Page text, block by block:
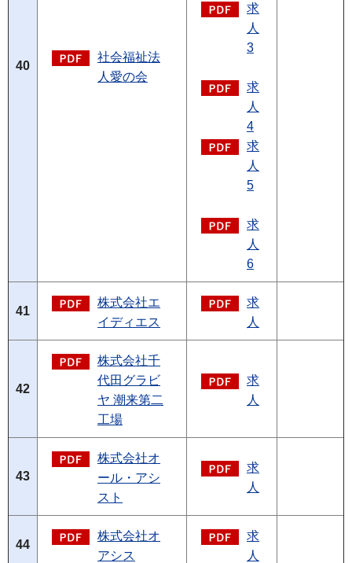
40
社会福祉法
人愛の会
求
人
3
求
人
4
求
人
5
求
人
6
41
株式会社エ
イディエス
求
人
42
株式会社千
代田グラビ
ヤ 潮来第二
工場
求
人
43
株式会社オ
ール・アシ
スト
求
人
44
株式会社オ
アシス
求
人